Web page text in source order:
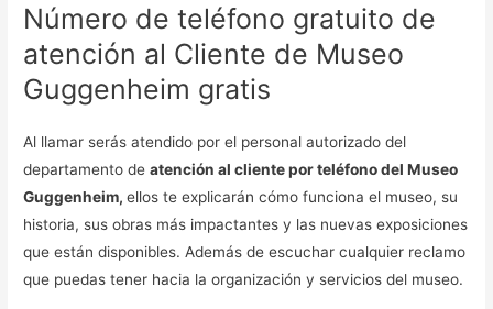
Número de teléfono gratuito de
atención al Cliente de Museo
Guggenheim gratis
Al llamar serás atendido por el personal autorizado del
departamento deatención al cliente por teléfono del Museo
Guggenheim,ellos te explicarán cómo funciona el museo, su
historia, sus obras más impactantes y las nuevas exposiciones
que están disponibles. Además de escuchar cualquier reclamo
que puedas tener hacia la organización y servicios del museo.